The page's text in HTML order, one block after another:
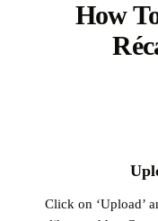
How
Click on ‘Upload’